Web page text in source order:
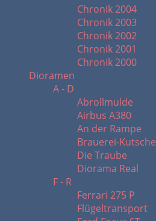
Chronik 2004
Chronik 2003
Chronik 2002
Chronik 2001
Chronik 2000
Dioramen
A - D
Abrollmulde
Airbus A380
An der Rampe
Brauerei-Kutsche
Die Traube
Diorama Real
F - R
Ferrari 275 P
Flügeltransport